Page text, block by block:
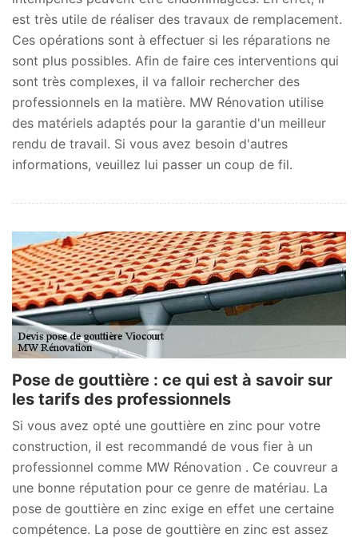
est très utile de réaliser des travaux de remplacement.
Ces opérations sont à effectuer si les réparations ne
sont plus possibles. Afin de faire ces interventions qui
sont très complexes, il va falloir rechercher des
professionnels en la matière. MW Rénovation utilise
des matériels adaptés pour la garantie d'un meilleur
rendu de travail. Si vous avez besoin d'autres
informations, veuillez lui passer un coup de fil.
Pose de gouttière : ce qui est à savoir sur
les tarifs des professionnels
Si vous avez opté une gouttière en zinc pour votre
construction, il est recommandé de vous fier à un
professionnel comme MW Rénovation . Ce couvreur a
une bonne réputation pour ce genre de matériau. La
pose de gouttière en zinc exige en effet une certaine
compétence. La pose de gouttière en zinc est assez